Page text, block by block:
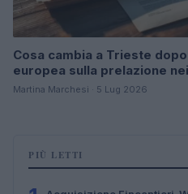
Cosa cambia a Trieste
europea sulla prelazione
Martina Marchesi · 5 Lug 2026
PIÙ LETTI